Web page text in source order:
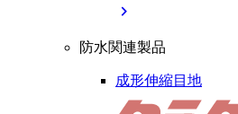
chevron_right
防水関連製品
成形伸縮目地